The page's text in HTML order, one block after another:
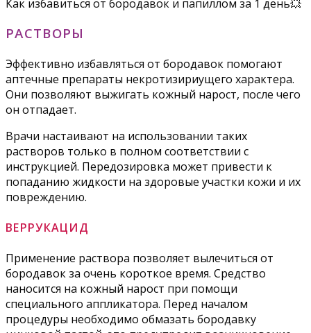
Как избавиться от бородавок и папиллом за 1 день💥
РАСТВОРЫ
Эффективно избавляться от бородавок помогают
аптечные препараты некротизириущего характера.
Они позволяют выжигать кожный нарост, после чего
он отпадает.
Врачи настаивают на использовании таких
растворов только в полном соответствии с
инструкцией. Передозировка может привести к
попаданию жидкости на здоровые участки кожи и их
повреждению.
ВЕРРУКАЦИД
Применение раствора позволяет вылечиться от
бородавок за очень короткое время. Средство
наносится на кожный нарост при помощи
специального аппликатора. Перед началом
процедуры необходимо обмазать бородавку